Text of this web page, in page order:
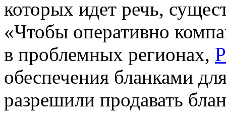
которых идет речь,
«Чтобы оперативно
в проблемных регионах,
обеспечения бланками
разрешили продавать